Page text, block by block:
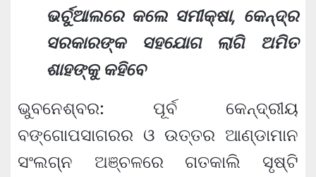
ଭର୍ଚୁଆଲରେ କଲେ ସମୀକ୍ଷା, କେନ୍ଦ୍ର
ସରକାରଙ୍କ ସହଯୋଗ ଲାଗି ଅମିତ
ଶାହଙ୍କୁ କହିବେ
ଭୁବନେଶ୍ବର: ପୂର୍ବ କେନ୍ଦ୍ରୀୟ
ବଙ୍ଗୋପସାଗରର ଓ ଉତ୍ତର ଆଣ୍ଡାମାନ
ସଂଲଗ୍ନ ଅଞ୍ଚଳରେ ଗତକାଲି ସୃଷ୍ଟି